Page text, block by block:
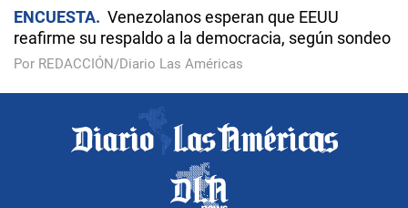
ENCUESTA
Venezolanos esperan que EEUU
reafirme su respaldo a la democracia, según sondeo
Por REDACCIÓN/Diario Las Américas